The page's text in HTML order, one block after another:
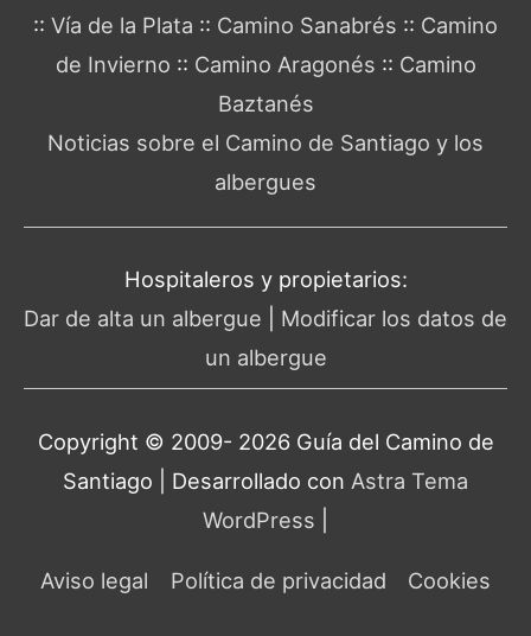
:: Vía de la Plata :: Camino Sanabrés :: Camino
de Invierno :: Camino Aragonés :: Camino
Baztanés
Noticias sobre el Camino de Santiago y los
albergues
Hospitaleros y propietarios:
Dar de alta un albergue
Modificar los datos de
un albergue
Copyright © 2009- 2026 Guía del Camino de
Santiago | Desarrollado con Astra Tema
WordPress
Aviso legal Política de privacidad Cookies